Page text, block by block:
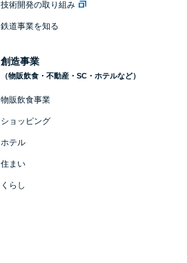
技術開発の取り組み
鉄道事業を知る
創造事業
（物販飲食・不動産・SC・ホテルなど）
物販飲食事業
ショッピング
ホテル
住まい
くらし